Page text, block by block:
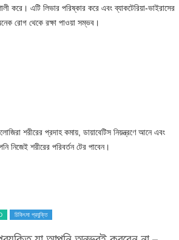
করে। এটি লিভার পরিষ্কার করে এবং ব্যাকটেরিয়া-ভাইরাসের
রোগ থেকে রক্ষা পাওয়া সম্ভব।
শরীরের প্রদাহ কমায়, ডায়াবেটিস নিয়ন্ত্রণে আনে এবং
নিজেই শরীরের পরিবর্তন টের পাবেন।
স্বাস্থ্যকর খাবার